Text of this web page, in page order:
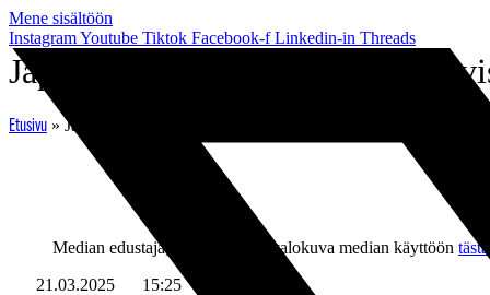
Mene sisältöön
InstagramYoutube Tiktok Facebook-f Linkedin-in Threads
Japanilainen Emu Kawakita
Etusivu » Japanilainen Emu Kawakita vahvistamaan TPS:n keskikenttää
Median edustaja, lataa pelaajan valokuva median käyttöön
21.03.2025
15:25